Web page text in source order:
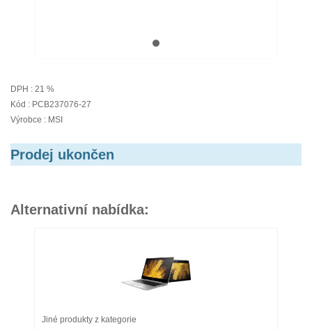
DPH : 21 %
Kód : PCB237076-27
Výrobce : MSI
Prodej ukončen
Alternativní nabídka:
Jiné produkty z kategorie